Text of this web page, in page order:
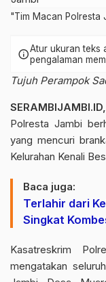
"Tim Macan Polresta
infoAtur ukuran teks
pengalaman
Tujuh Perampok
Polresta Jambi
yang mencuri
Kelurahan Kenali
Baca juga:
Terlahir dari
Singkat
Kasatreskrim
mengatakan